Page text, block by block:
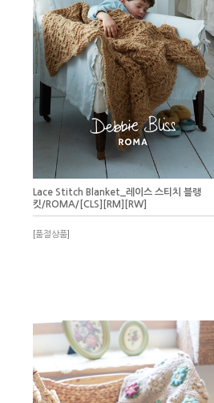
Lace Stitch Blanket_레이스 스티치 블랭
킷/ROMA/[CLS][RM][RW]
[품절상품]